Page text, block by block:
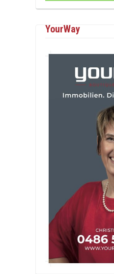
YourWay